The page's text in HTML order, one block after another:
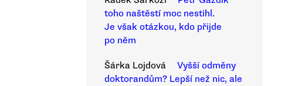
toho naštěstí moc nestihl.
Je však otázkou, kdo přijde
po něm
Šárka Lojdová
Vyšší odměny
doktorandům? Lepší než nic, ale